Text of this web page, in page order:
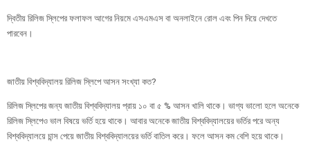
দ্বিতীয় রিলিজ স্লিপের ফলাফল আগের নিয়মে এসএমএস বা অনলাইনে রোল এবং পিন দিয়ে দেখতে
পারবেন।
জাতীয় বিশ্ববিদ্যালয় রিলিজ স্লিপে আসন সংখ্যা কত?
রিলিজ স্লিপের জন্য জাতীয় বিশ্ববিদ্যালয় প্রায় ১০ বা ৫ % আসন খালি থাকে। ভাগ্য ভালো হলে অনেকে
রিলিজ স্লিপেও ভাল বিষয়ে ভর্তি হয়ে থাকে। আবার অনেকে জাতীয় বিশ্ববিদ্যালয়ের ভর্তির পরে অন্য
বিশ্ববিদ্যালয়ে চান্স পেয়ে জাতীয় বিশ্ববিদ্যালয়ের ভর্তি বাতিল করে। ফলে আসন কম বেশি হয়ে থাকে।